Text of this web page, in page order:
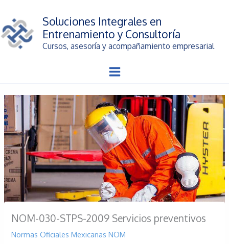
contenido
Soluciones Integrales en
Entrenamiento y Consultoría
Cursos, asesoría y acompañamiento empresarial
NOM-030-STPS-2009 Servicios preventivos
Normas Oficiales Mexicanas NOM